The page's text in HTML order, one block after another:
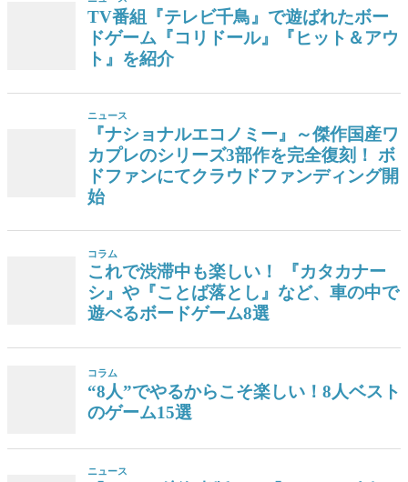
TV番組『テレビ千鳥』で遊ばれたボー
ドゲーム『コリドール』『ヒット＆アウ
ト』を紹介
ニュース
『ナショナルエコノミー』～傑作国産ワ
カプレのシリーズ3部作を完全復刻！ ボ
ドファンにてクラウドファンディング開
始
コラム
これで渋滞中も楽しい！ 『カタカナー
シ』や『ことば落とし』など、車の中で
遊べるボードゲーム8選
コラム
“8人”でやるからこそ楽しい！8人ベスト
のゲーム15選
ニュース